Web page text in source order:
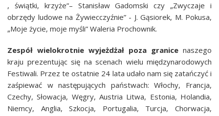
, świątki, krzyże”– Stanisław Gadomski czy „Zwyczaje i
obrzędy ludowe na Żywiecczyźnie”- J. Gąsiorek, M. Pokusa,
„Moje życie, moje myśli” Waleria Prochownik.
Zespół wielokrotnie wyjeżdżał poza granice naszego
kraju prezentując się na scenach wielu międzynarodowych
Festiwali. Przez te ostatnie 24 lata udało nam się zatańczyć i
zaśpiewać w następujących państwach: Włochy, Francja,
Czechy, Słowacja, Węgry, Austria Litwa, Estonia, Holandia,
Niemcy, Anglia, Szkocja, Portugalia, Turcja, Chorwacja,